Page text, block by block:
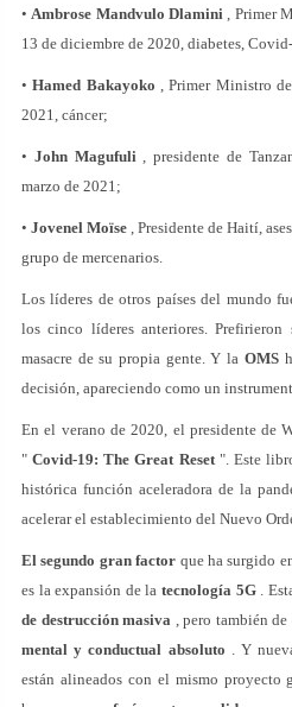
•Ambrose Mandvulo Dlamini , Primer
13 de diciembre de 2020, diabetes,
•Hamed Bakayoko , Primer Ministro
2021, cáncer;
• John Magufuli, presidente de
marzo de 2021;
• Jovenel Moïse , Presidente de Haití,
grupo de mercenarios.
Los líderes de otros países del mundo
los cinco líderes anteriores.
masacre de su propia gente. Y la OMS
decisión, apareciendo como un
En el verano de 2020, el presidente de
"Covid-19: The Great Reset". Este
histórica función aceleradora de la
acelerar el establecimiento del Nuevo
El segundo gran factor que ha surgido
es la expansión de latecnología 5G.
de destrucción masiva , pero también de
mental y conductual absoluto . Y
están alineados con el mismo proyecto